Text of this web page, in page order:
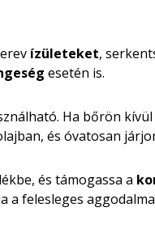
ízületeket,
esetén is.
Ha bőrön
és óvatosan
és támogassa a
a felesleges